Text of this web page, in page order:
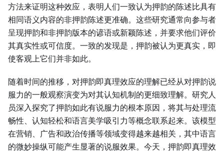
方法来证明这种效应，表明人们一致认为押韵的陈述比具有
相同语义内容的非押韵陈述更准确。这些研究通常向参与者
呈现押韵和非押韵版本的谚语或新颖陈述，并要求他们评价
其真实性或可信度。一致的发现是，押韵被认为更真实，即
使客观上它们并非如此。
随着时间的推移，对押韵即真理效应的理解已经从对押韵说
服力的一般观察演变为对其认知机制的更细致理解。研究人
员深入探究了押韵如此有说服力的根本原因，将其与处理流
畅性、认知轻松和语言美学吸引力等概念联系起来。该模型
在营销、广告和政治传播等领域变得越来越相关，其中语言
的微妙操纵可能产生显著的说服效果。今天，押韵即真理效